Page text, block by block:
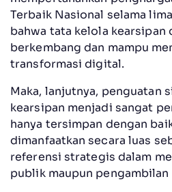
Terbaik Nasional selama
bahwa tata kelola kearsipan
berkembang dan mampu
transformasi digital.
Maka, lanjutnya, penguatan
kearsipan menjadi sangat
hanya tersimpan dengan
dimanfaatkan secara luas
referensi strategis dalam
publik maupun pengambilan